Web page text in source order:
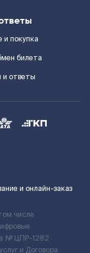
покупка
билета
и ответы
и онлайн-заказ
числе
№ ЦПР-1282
и Договора